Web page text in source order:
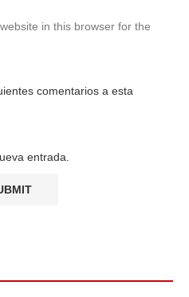
in this browser for the
comentarios a esta
entrada.